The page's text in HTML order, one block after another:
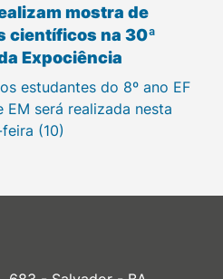
mostra de
científicos na 30ª
Expociência
estudantes do 8º ano EF
EM será realizada nesta
(10)